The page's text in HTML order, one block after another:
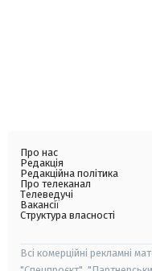
Про нас
Редакція
Редакційна політика
Про телеканал
Телеведучі
Вакансії
Структура власності
Всі комерційні рекламні